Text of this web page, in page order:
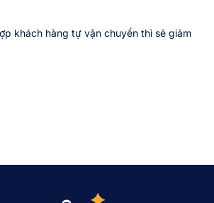
khách hàng tự vận chuyển thì sẽ giảm